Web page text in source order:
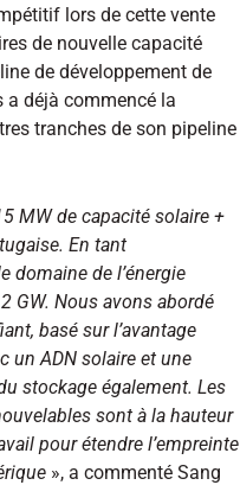
lors de cette vente
de nouvelle capacité
de développement de
a déjà commencé la
tranches de son pipeline
MW de capacité solaire +
En tant
domaine de l’énergie
GW. Nous avons abordé
basé sur l’avantage
un ADN solaire et une
stockage également. Les
sont à la hauteur
pour étendre l’empreinte
», a commenté Sang